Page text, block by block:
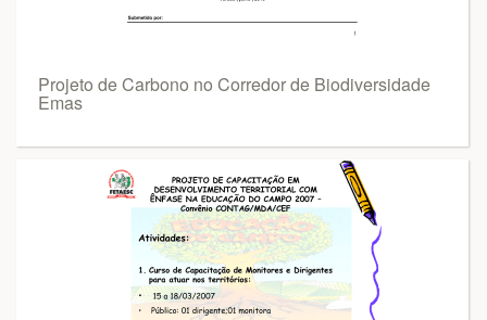
Projeto de Carbono no Corredor de Biodiversidade
Emas